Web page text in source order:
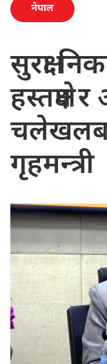
नेपाल
सुरक्षा
हस्तक्षेप
गृहमन्त्री